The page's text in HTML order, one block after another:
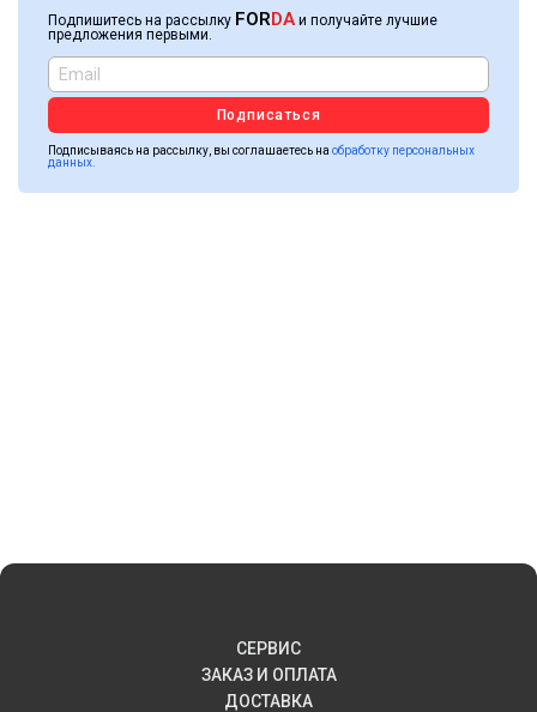
Подпишитесь на рассылку FORDA и получайте лучшие
предложения первыми.
Подписаться
Подписываясь на рассылку, вы соглашаетесь на обработку персональных
данных.
СЕРВИС
ЗАКАЗ И ОПЛАТА
ДОСТАВКА